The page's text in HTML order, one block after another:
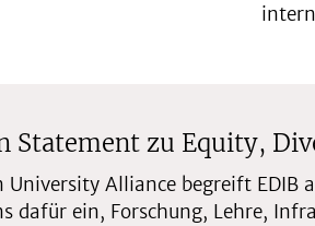
Statement zu Equity,
University Alliance begreift
dafür ein, Forschung, Lehre,